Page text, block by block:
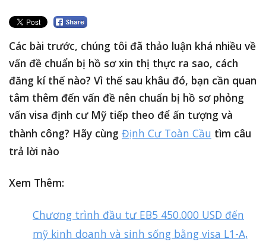
Các bài trước, chúng tôi đã thảo luận khá nhiều về
vấn đề chuẩn bị hồ sơ xin thị thực ra sao, cách
đăng kí thế nào? Vì thế sau khâu đó, bạn cần quan
tâm thêm đến vấn đề nên chuẩn bị hồ sơ phỏng
vấn visa định cư Mỹ tiếp theo để ấn tượng và
thành công? Hãy cùng Định Cư Toàn Cầu tìm câu
trả lời nào
Xem Thêm:
Chương trình đầu tư EB5 450.000 USD đến
mỹ kinh doanh và sinh sống bằng visa L1-A,